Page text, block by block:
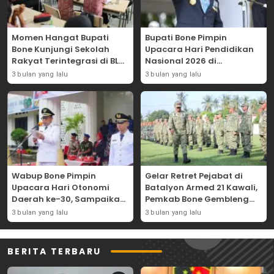
Momen Hangat Bupati
Bone Kunjungi Sekolah
Rakyat Terintegrasi di BLK
Bajoe
3 bulan yang lalu
Bupati Bone Pimpin
Upacara Hari Pendidikan
Nasional 2026 di
Lapangan Merdeka
3 bulan yang lalu
Wabup Bone Pimpin
Upacara Hari Otonomi
Daerah ke-30, Sampaikan
Amanat Mendagri
Wujudkan Asta Cita
3 bulan yang lalu
Gelar Retret Pejabat di
Batalyon Armed 21 Kawali,
Pemkab Bone Gembleng
Kedisiplinan Camat dan
Pimpinan OPD
3 bulan yang lalu
BERITA TERBARU